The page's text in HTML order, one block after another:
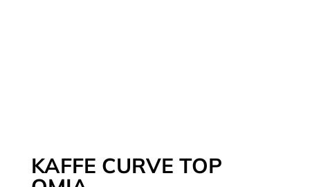
KAFFE CURVE TOP